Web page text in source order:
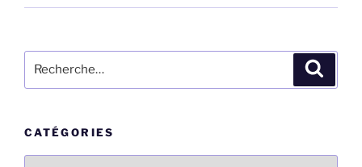
pour
CATÉGORIES